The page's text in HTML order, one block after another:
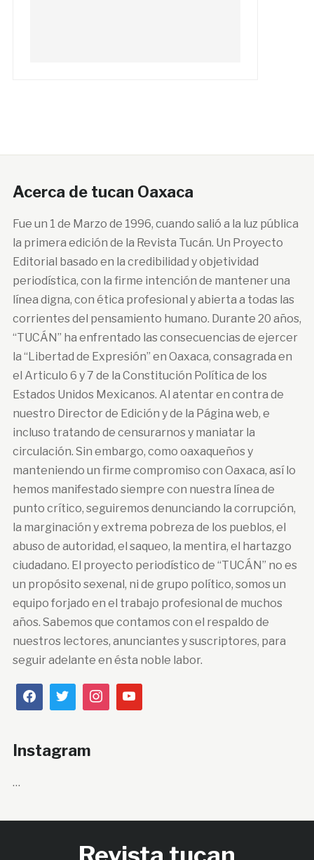
Acerca de tucan Oaxaca
Fue un 1 de Marzo de 1996, cuando salió a la luz pública
la primera edición de la Revista Tucán. Un Proyecto
Editorial basado en la credibilidad y objetividad
periodística, con la firme intención de mantener una
línea digna, con ética profesional y abierta a todas las
corrientes del pensamiento humano. Durante 20 años,
“TUCÁN” ha enfrentado las consecuencias de ejercer
la “Libertad de Expresión” en Oaxaca, consagrada en
el Articulo 6 y 7 de la Constitución Política de los
Estados Unidos Mexicanos. Al atentar en contra de
nuestro Director de Edición y de la Página web, e
incluso tratando de censurarnos y maniatar la
circulación. Sin embargo, como oaxaqueños y
manteniendo un firme compromiso con Oaxaca, así lo
hemos manifestado siempre con nuestra línea de
punto crítico, seguiremos denunciando la corrupción,
la marginación y extrema pobreza de los pueblos, el
abuso de autoridad, el saqueo, la mentira, el hartazgo
ciudadano. El proyecto periodístico de “TUCÁN” no es
un propósito sexenal, ni de grupo político, somos un
equipo forjado en el trabajo profesional de muchos
años. Sabemos que contamos con el respaldo de
nuestros lectores, anunciantes y suscriptores, para
seguir adelante en ésta noble labor.
Instagram
…